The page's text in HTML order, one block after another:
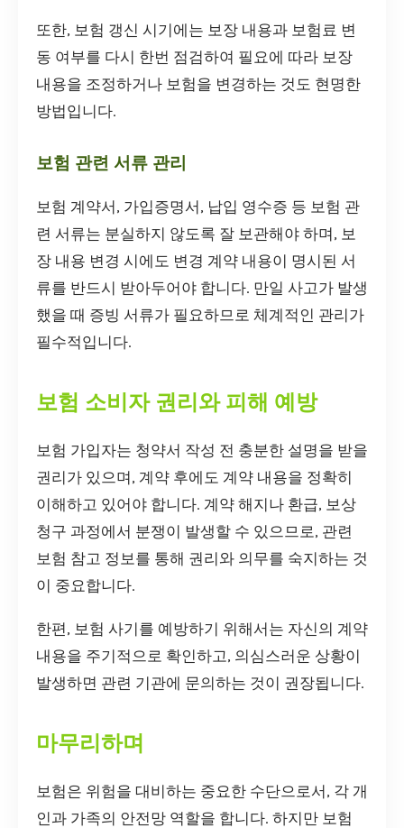
또한, 보험 갱신 시기에는 보장 내용과 보험료 변
동 여부를 다시 한번 점검하여 필요에 따라 보장
내용을 조정하거나 보험을 변경하는 것도 현명한
방법입니다.
보험 관련 서류 관리
보험 계약서, 가입증명서, 납입 영수증 등 보험 관
련 서류는 분실하지 않도록 잘 보관해야 하며, 보
장 내용 변경 시에도 변경 계약 내용이 명시된 서
류를 반드시 받아두어야 합니다. 만일 사고가 발생
했을 때 증빙 서류가 필요하므로 체계적인 관리가
필수적입니다.
보험 소비자 권리와 피해 예방
보험 가입자는 청약서 작성 전 충분한 설명을 받을
권리가 있으며, 계약 후에도 계약 내용을 정확히
이해하고 있어야 합니다. 계약 해지나 환급, 보상
청구 과정에서 분쟁이 발생할 수 있으므로, 관련
보험 참고 정보를 통해 권리와 의무를 숙지하는 것
이 중요합니다.
한편, 보험 사기를 예방하기 위해서는 자신의 계약
내용을 주기적으로 확인하고, 의심스러운 상황이
발생하면 관련 기관에 문의하는 것이 권장됩니다.
마무리하며
보험은 위험을 대비하는 중요한 수단으로서, 각 개
인과 가족의 안전망 역할을 합니다. 하지만 보험